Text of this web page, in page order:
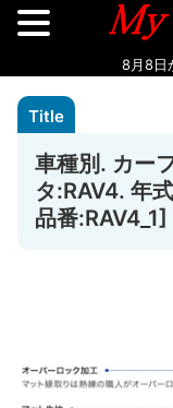
車種別. カー
タ:RAV4. 年
品番:RAV4_1]